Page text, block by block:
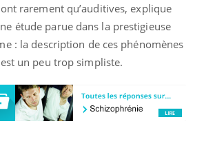
rarement qu’auditives, explique
étude parue dans la prestigieuse
: la description de ces phénomènes
un peu trop simpliste.